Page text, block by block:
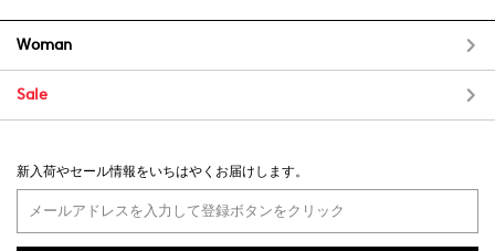
Woman
Sale
新入荷やセール情報をいちはやくお届けします。